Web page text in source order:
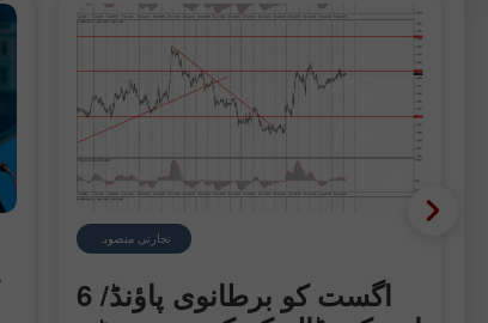
تجارتی منصوبہ
6 اگست کو برطانوی پاؤنڈ/